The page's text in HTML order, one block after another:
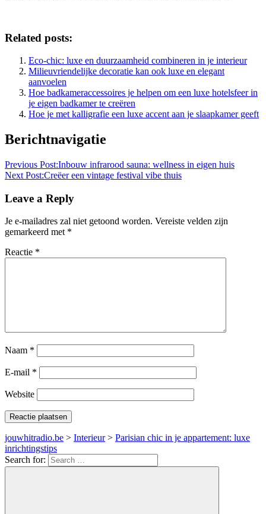
Related posts:
Eco-chic: luxe en duurzaamheid combineren in je interieur
Milieuvriendelijke decoratie kan ook luxe en elegant
aanvoelen
Hoe badkameraccessoires je helpen om een luxe hotelsfeer in
je eigen badkamer te creëren
Hoe je met kalligrafie een luxe accent aan je slaapkamer geeft
Berichtnavigatie
Previous Post:Inbouw infrarood sauna: wellness in eigen huis
Next Post:Creëer een vintage festival vibe thuis
Leave a Reply
Je e-mailadres zal niet getoond worden. Vereiste velden zijn
gemarkeerd met *
Reactie *
Naam *
E-mail *
Website
jouwhitradio.be > Interieur> Parisian chic in je appartement: luxe
inrichtingstips
Search for: